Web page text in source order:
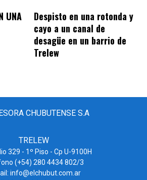
UNA
Despisto en una rotonda y
cayo a un canal de
desagüe en un barrio de
Trelew
CHUBUTENSE S.A
TRELEW
329 - 1º Piso - Cp U-9100H
(+54) 280 4434 802/3
info@elchubut.com.ar